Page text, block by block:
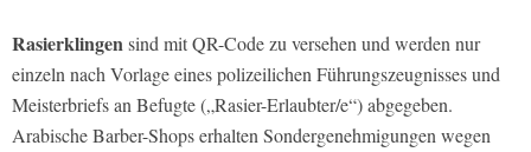
Rasierklingensind mit QR-Code zu versehen und werden nur
einzeln nach Vorlage eines polizeilichen Führungszeugnisses und
Meisterbriefs an Befugte („Rasier-Erlaubter/e“) abgegeben.
Arabische Barber-Shops erhalten Sondergenehmigungen wegen